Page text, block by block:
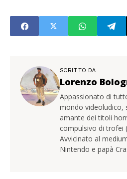
SCRITTO DA
Lorenzo
Appassionato di
mondo videoludico,
amante dei titoli
compulsivo di trofei
Avvicinato al
Nintendo e papà